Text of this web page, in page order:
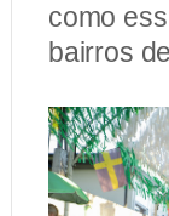
como
bairros